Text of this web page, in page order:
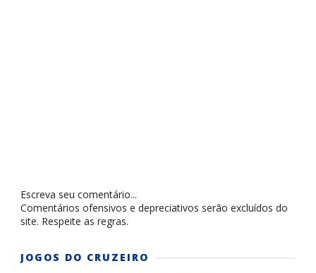
Escreva seu comentário...
Comentários ofensivos e depreciativos serão excluídos do
site. Respeite as regras.
JOGOS DO CRUZEIRO